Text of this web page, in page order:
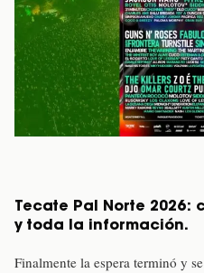
Tecate Pal Norte 2026:
y toda la información.
Finalmente la espera terminó y